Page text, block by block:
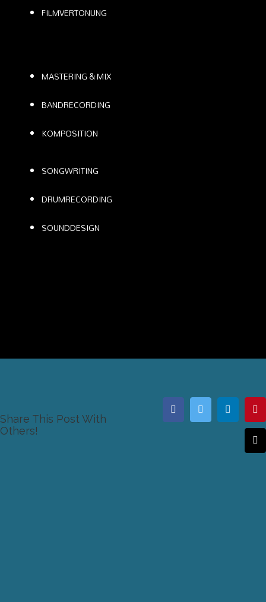
FILMVERTONUNG
MASTERING & MIX
BANDRECORDING
KOMPOSITION
SONGWRITING
DRUMRECORDING
SOUNDDESIGN
Share This Post With
Others!
FacebookTwitter LinkedIn